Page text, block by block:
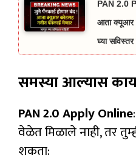
PAN 2.0
आता क्यूआर
घ्या सविस्तर
समस्या आल्यास
PAN 2.0 Apply Online
वेळेत मिळाले नाही, तर
शकता: